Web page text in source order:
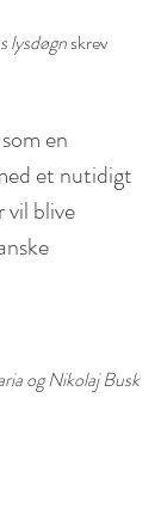
lysdøgn skrev
en
et nutidigt
vil blive
og Nikolaj Busk